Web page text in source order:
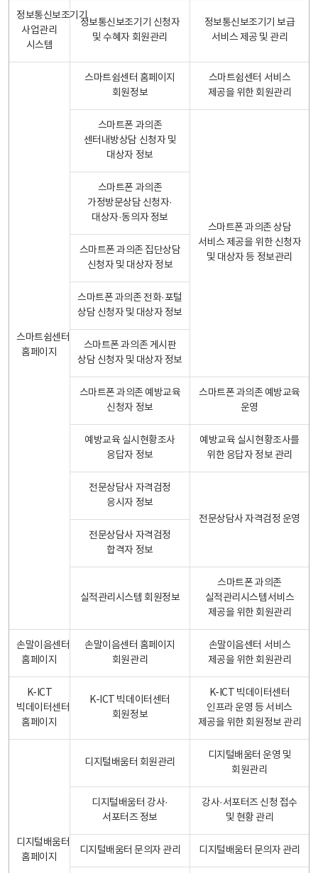
정보통신보조기기
사업관리
시스템
정보통신보조기기 신청자
및 수혜자 회원관리
정보통신보조기기 보급
서비스 제공 및 관리
스마트쉼센터
홈페이지
스마트쉼센터 홈페이지
회원정보
스마트쉼센터 서비스
제공을 위한 회원관리
스마트폰 과의존
센터내방상담 신청자 및
대상자 정보
스마트폰 과의존 상담
서비스 제공을 위한 신청자
및 대상자 등 정보관리
스마트폰 과의존
가정방문상담 신청자·
대상자·동의자 정보
스마트폰 과의존 집단상담
신청자 및 대상자 정보
스마트폰 과의존 전화·포털
상담 신청자 및 대상자 정보
스마트폰 과의존 게시판
상담 신청자 및 대상자 정보
스마트폰 과의존 예방교육
신청자 정보
스마트폰 과의존 예방교육
운영
예방교육 실시현황조사
응답자 정보
예방교육 실시현황조사를
위한 응답자 정보 관리
전문상담사 자격검정
응시자 정보
전문상담사 자격검정 운영
전문상담사 자격검정
합격자 정보
실적관리시스템 회원정보
스마트폰 과의존
실적관리시스템서비스
제공을 위한 회원관리
손말이음센터
홈페이지
손말이음센터 홈페이지
회원관리
손말이음센터 서비스
제공을 위한 회원관리
K-ICT
빅데이터센터
홈페이지
K-ICT 빅데이터센터
회원정보
K-ICT 빅데이터센터
인프라 운영 등 서비스
제공을 위한 회원정보 관리
디지털배움터
홈페이지
디지털배움터 회원관리
디지털배움터 운영 및
회원관리
디지털배움터 강사·
서포터즈 정보
강사·서포터즈 신청 접수
및 현황 관리
디지털배움터 문의자 관리 디지털배움터 문의자 관리